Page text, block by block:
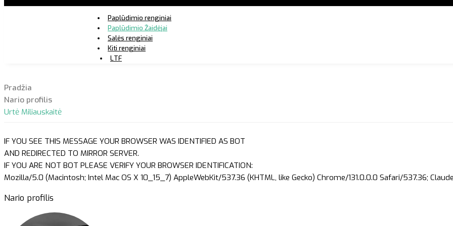
Paplūdimio renginiai
Paplūdimio Žaidėjai
Salės renginiai
Kiti renginiai
LTF
Pradžia
Nario profilis
Urtė Miliauskaitė
IF YOU SEE THIS MESSAGE YOUR BROWSER WAS IDENTIFIED AS BOT
AND REDIRECTED TO MIRROR SERVER.
IF YOU ARE NOT BOT PLEASE VERIFY YOUR BROWSER IDENTIFICATION:
Mozilla/5.0 (Macintosh; Intel Mac OS X 10_15_7) AppleWebKit/537.36 (KHTML, like Gecko) Chrome/131.0.0.0 Safari/537.36;
Nario profilis